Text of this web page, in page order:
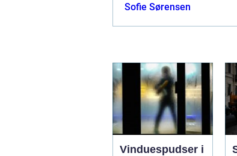
Sofie Sørensen
Vinduespudser i